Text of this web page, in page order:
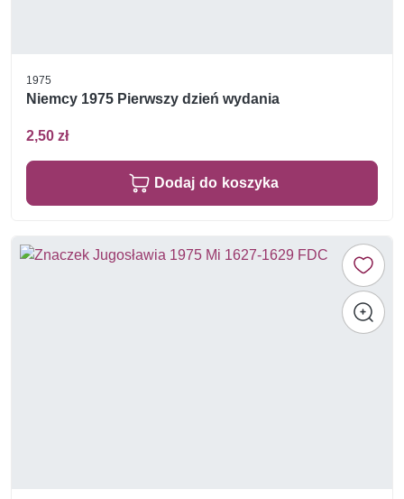
1975
Niemcy 1975 Pierwszy dzień wydania
2,50 zł
Dodaj do koszyka